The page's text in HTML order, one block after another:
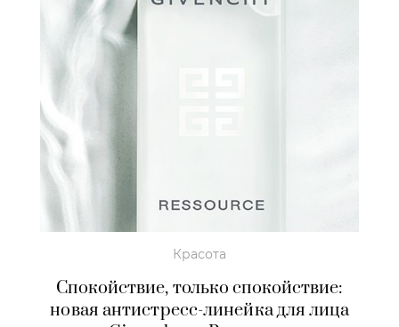
Красота
Cпокойствие, только спокойствие:
новая антистресс-линейка для лица